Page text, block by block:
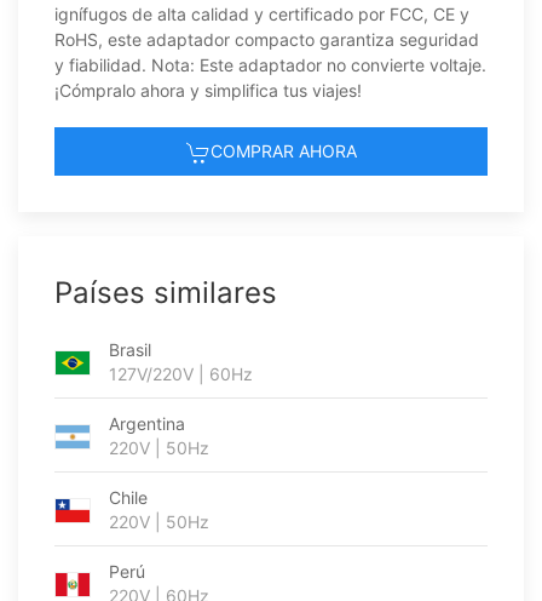
ignífugos de alta calidad y certificado por FCC, CE y
RoHS, este adaptador compacto garantiza seguridad
y fiabilidad. Nota: Este adaptador no convierte voltaje.
¡Cómpralo ahora y simplifica tus viajes!
COMPRAR AHORA
Países similares
Brasil
127V/220V | 60Hz
Argentina
220V | 50Hz
Chile
220V | 50Hz
Perú
220V | 60Hz